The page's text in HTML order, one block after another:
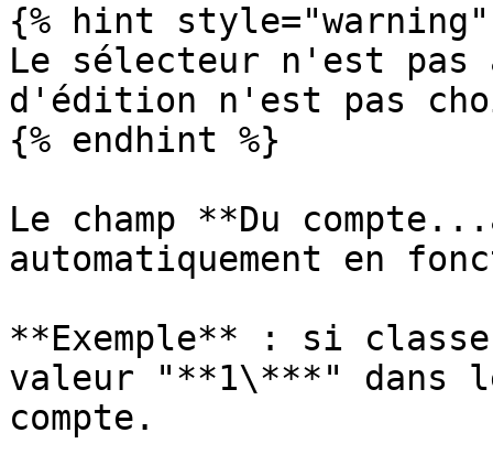
{% hint style="warning"
Le sélecteur n'est
d'édition n'est pas
{% endhint %}
Le champ **Du
automatiquement en
**Exemple** : si
valeur "**1\***" dans
compte.